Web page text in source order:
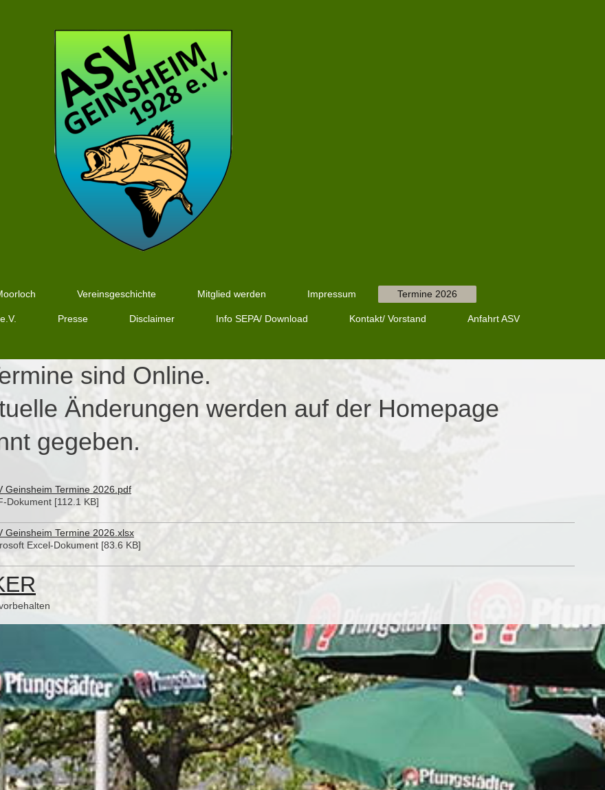
Vereinsgeschichte Mitglied werden Impressum Termine 2026
Presse Disclaimer Info SEPA/ Download Kontakt/ Vorstand Anfahrt ASV
sind Online.
Änderungen werden auf der Homepage
gegeben.
Geinsheim Termine 2026.pdf
Dokument [112.1 KB]
Geinsheim Termine 2026.xlsx
Excel-Dokument [83.6 KB]